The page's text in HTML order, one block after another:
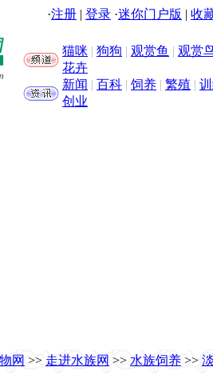
·注册 | 登录 ·迷你门户版 | 收
猫咪 | 狗狗 | 观赏鱼 | 观赏
花卉
新闻 | 百科 | 饲养 | 繁殖 |
创业
网 >> 走进水族网 >> 水族饲养 >>